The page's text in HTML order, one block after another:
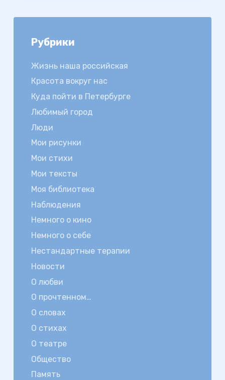
Рубрики
Жизнь наша российская
Красота вокруг нас
Куда пойти в Петербурге
Любимый город
Люди
Мои рисунки
Мои стихи
Мои тексты
Моя библиотека
Наблюдения
Немного о кино
Немного о себе
Нестандартные терапии
Новости
О любви
О прочтенном…
О словах
О стихах
О театре
Общество
Память